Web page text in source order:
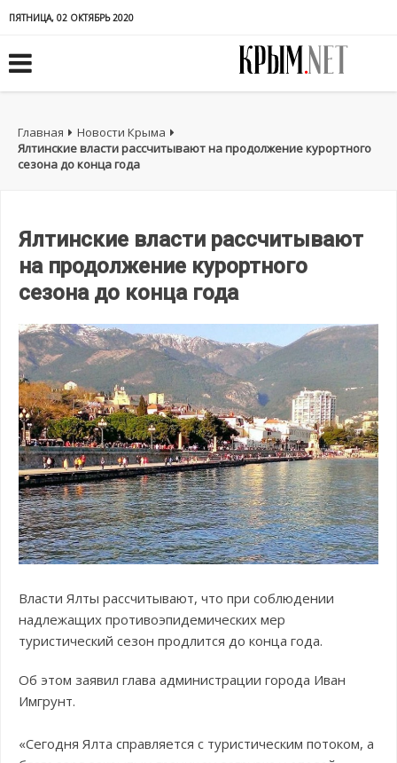
ПЯТНИЦА, 02 ОКТЯБРЬ 2020
Главная
Новости Крыма
Ялтинские власти рассчитывают на продолжение курортного
сезона до конца года
Ялтинские власти рассчитывают
на продолжение курортного
сезона до конца года
Власти Ялты рассчитывают, что при соблюдении
надлежащих противоэпидемических мер
туристический сезон продлится до конца года.
Об этом заявил глава администрации города Иван
Имгрунт.
«Сегодня Ялта справляется с туристическим потоком, а